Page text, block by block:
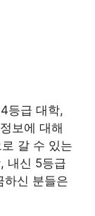
등급 대학,
보에 대해
갈 수 있는
내신 5등급
하신 분들은